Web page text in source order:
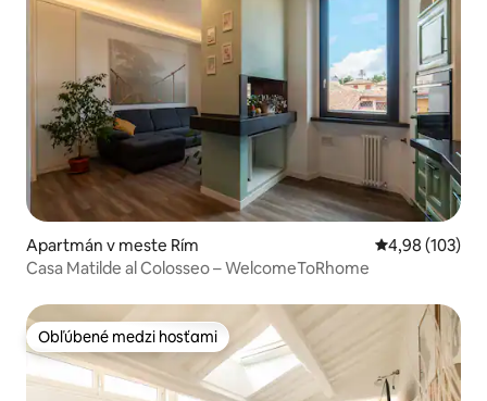
Apartmán v meste Rím Priemerné
4,98 (103)
Casa Matilde al Colosseo – WelcomeToRhome
Obľúbené medzi hosťami
Obľúbené medzi hosťami